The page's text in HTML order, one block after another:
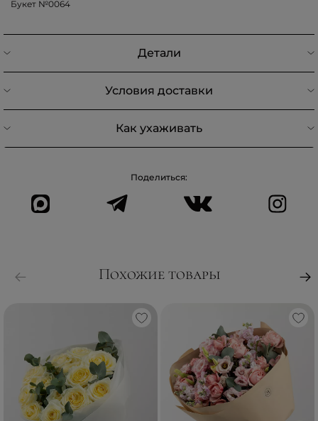
Букет №0064
Детали
Условия доставки
Как ухаживать
Поделиться:
Похожие товары